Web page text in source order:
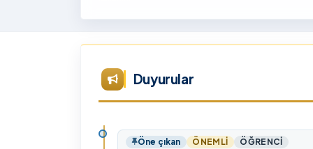
Duyurular
Öne çıkan ÖNEMLI ÖĞRENCI